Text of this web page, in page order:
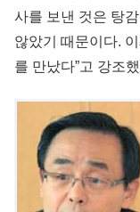
사를 보낸 것은 탕
않았기 때문이다.
를 만났다”고 강조